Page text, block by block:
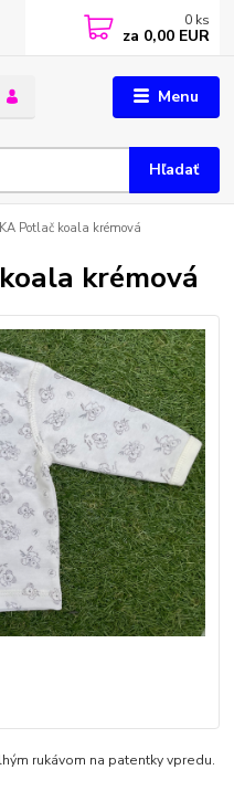
Menu
Hľadať
0 ks
za 0,00 EUR
Potlač koala krémová
krémová
rukávom na patentky vpredu.